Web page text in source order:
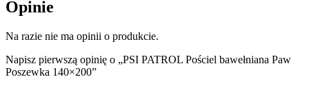
Opinie
Na razie nie ma opinii o produkcie.
Napisz pierwszą opinię o „PSI PATROL Pościel bawełniana Paw
Poszewka 140×200”